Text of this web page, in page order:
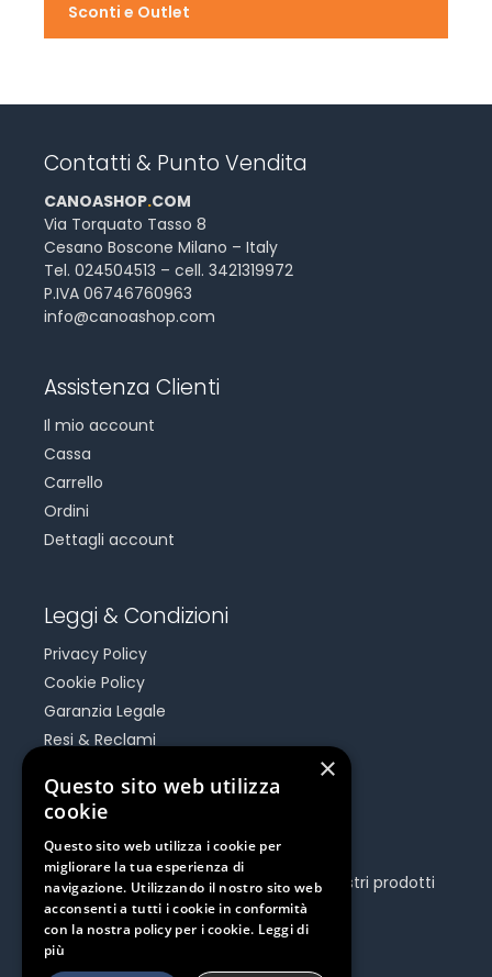
Sconti e Outlet
Contatti & Punto Vendita
CANOASHOP.COM
Via Torquato Tasso 8
Cesano Boscone Milano – Italy
Tel. 024504513 – cell. 3421319972
P.IVA 06746760963
info@canoashop.com
Assistenza Clienti
Il mio account
Cassa
Carrello
Ordini
Dettagli account
Leggi & Condizioni
Privacy Policy
Cookie Policy
Garanzia Legale
Resi & Reclami
Be Social
Seguici e rimani aggiornato su tutti i nostri prodotti
e iniziative.
×
Questo sito web utilizza
cookie
Questo sito web utilizza i cookie per
migliorare la tua esperienza di
navigazione. Utilizzando il nostro sito web
acconsenti a tutti i cookie in conformità
con la nostra policy per i cookie. Leggi di
più